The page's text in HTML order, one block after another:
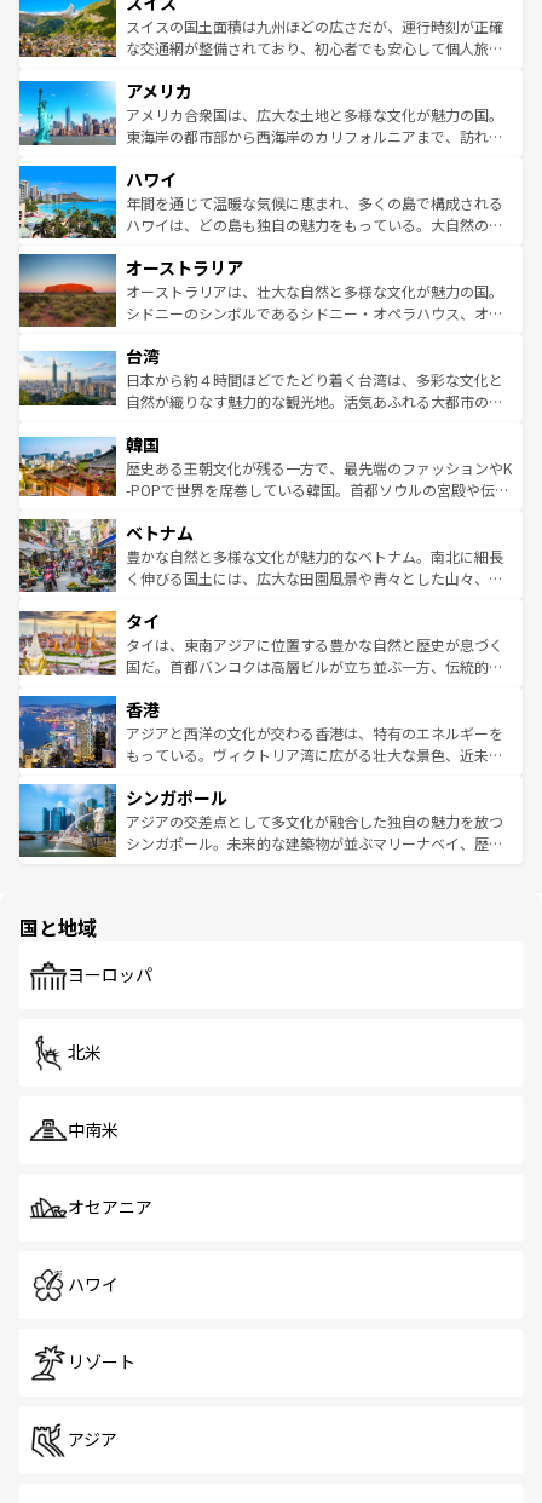
きるだろう。 なお、新着のフランス情報はコンテンツ一覧
を参照してほしい。
ドイツ情報はコンテンツ一覧を参照してほしい。
ティー、ビール好きにはたまらない英国パブ、サッカー観
戦など、本場だからこそできる体験も豊富。イギリスを旅
ンツ一覧を参照してほしい。
スイスの国土面積は九州ほどの広さだが、運行時刻が正確
な交通網が整備されており、初心者でも安心して個人旅行
の建物がそのまま残る町や、スイスならではのユニークな
博物館もあり、アルプス観光だけでなく町歩きも満喫する
ことができる。国民の所得が高いため物価も高いが、旅行
ば市内交通費無料で観光を楽しむこともできる。 なお、新
着のスイス情報はコンテンツ一覧 を参照してほしい。
アメリカ
アメリカ合衆国は、広大な土地と多様な文化が魅力の国。
東海岸の都市部から西海岸のカリフォルニアまで、訪れる
のような巨大都市は、観光、ショッピング、エンターテイ
ンメントが詰まった刺激的なスポットだ。一方、アメリカ
西部には大自然が広がり、グランドキャニオンやイエロー
部のニューオーリンズでは、音楽と美食が融合した独特の
文化が魅力。旅行者はアメリカの各地域で異なる魅力を楽
しみながら、その多様性と豊かな歴史を感じることができ
ならではの贅沢な旅のスタイルだ。 なお、新着のアメリカ
情報はコンテンツ一覧を参照してほしい。
ハワイ
年間を通じて温暖な気候に恵まれ、多くの島で構成される
ハワイは、どの島も独自の魅力をもっている。大自然の神
ワイ島は見逃せない。また、定番の観光地といえばオアフ
島だが、静かな自然を求めるならマウイ島やカウアイ島が
おすすめ。エメラルドグリーンに輝く海をはじめ、豊かな
れるおもてなしの心で訪れる人々を迎えてくれるハワイの
人々、おいしいローカルフードやハワイアンミュージッ
ク、伝統的なフラダンスなど、すべてがハワイの魅力を彩
ワイを、存分に味わってほしい。 なお、新着のハワイ情報
はコンテンツ一覧を参照してほしい。
オーストラリア
オーストラリアは、壮大な自然と多様な文化が魅力の国。
シドニーのシンボルであるシドニー・オペラハウス、オー
リアリーフや大陸中央部にそびえるウルル（エアーズロッ
ク）、タスマニアの美しい原生林やケアンズの熱帯雨林な
ど、見どころがたくさん。また、カフェやワイン、オージ
いる。アクティビティも充実しており、サーフィンやダイ
ビング、ハイキングなど、アウトドア好きにはたまらな
い。オーストラリアの多彩な魅力を存分に味わいつくそ
参照してほしい。
台湾
日本から約４時間ほどでたどり着く台湾は、多彩な文化と
自然が織りなす魅力的な観光地。活気あふれる大都市の台
ン）、静ひつな山岳地帯である台湾東部など、都市の喧騒
と山間の静けさが共存しており、訪れる人に新しい発見と
驚きをもたらしてくれる。また、奥深い台湾の食文化も魅
容にもいいと評判のスイーツなど、バラエティ豊かな料理
が味わえる。 なお、新着の台湾情報は コンテンツ一覧を参
照してほしい。
韓国
歴史ある王朝文化が残る一方で、最先端のファッションやK
-POPで世界を席巻している韓国。首都ソウルの宮殿や伝統
き、地方に足を延ばせば四季折々の自然美を楽しむことが
できる。そして、キムチや焼肉、絶品のストリートフード
まで、さまざまな韓国料理が待っている。夜には、韓国な
リティに包まれながら、韓国の多彩な魅力を心ゆくまで味
わってみてほしい。 なお、新着の韓国情報はコンテンツ一
覧を参照してほしい。
ベトナム
豊かな自然と多様な文化が魅力的なベトナム。南北に細長
く伸びる国土には、広大な田園風景や青々とした山々、世
急速な発展と共に伝統が息づく。ハノイの古い町並みやホ
ーチミン市のフランス統治時代の建物も、独特の雰囲気を
醸し出している。また、バラエティの豊かさとおいしさで
とつ。フォーやバインミー、ベトナムコーヒーなどは、ぜ
ひ現地で味わいたい。どの地域を訪れてもあたたかい人々
が旅行者を迎えてくれるので、きっと忘れられない旅にな
参照してほしい。
タイ
タイは、東南アジアに位置する豊かな自然と歴史が息づく
国だ。首都バンコクは高層ビルが立ち並ぶ一方、伝統的な
の活気が交差している。北部ではチェンマイなどの山岳地
帯で自然と触れ合い、南部ではプーケットやクラビの美し
いビーチでリゾート気分を楽しむことができる。タイ料理
激する。気候は一年中温暖で、どの季節にも異なる楽しみ
が待っている。親しみやすいタイの人々、仏教を中心とし
た文化、そして多様な観光資源が、訪れる旅人を魅了し続
香港
アジアと西洋の文化が交わる香港は、特有のエネルギーを
もっている。ヴィクトリア湾に広がる壮大な景色、近未来
み、どこを訪れても感動するはず。観光スポットが密集し
ており、効率よく見どころを回れるのも魅力。息をのむよ
うな絶景から文化的な体験まで、香港を存分に楽しみ尽く
シンガポール
アジアの交差点として多文化が融合した独自の魅力を放つ
シンガポール。未来的な建築物が並ぶマリーナベイ、歴史
で、ホーカーズは地元の風情を楽しめる外せないスポット
国と地域
ヨーロッパ
北米
中南米
オセアニア
ハワイ
リゾート
アジア